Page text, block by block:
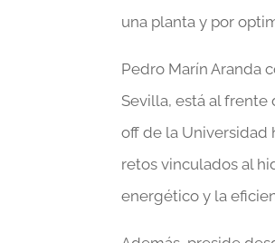
una planta y por
Pedro Marín Aranda
Sevilla, está al frente
off de la Universidad
retos vinculados al
energético y la